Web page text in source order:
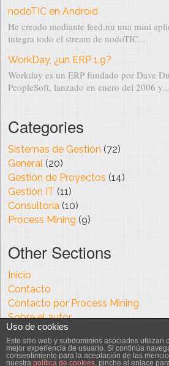
nodoTIC en Android
He creado mediante feed.nu una mini
integra todo el stream de nodoTIC...
WorkDay, ¿un ERP 1.9?
Workday es un ERP fundado por Dave
PeopleSoft, lanzado en enero del 2006 y...
Categories
Sistemas de Gestión (72)
General(20)
Gestión de Proyectos (14)
Gestión IT (11)
Consultoría(10)
Process Mining (9)
Other Sections
Inicio
Contacto
Contacto por Process Mining
Sobre el autor
I'm using theCrisp Persona
Uso de cookies
Este sitio web y subdominios asociados utilizan
mejor experiencia de usuario. Si continúa
consentimiento para la aceptación de las
nuestra política de cookies, pinche el enlace